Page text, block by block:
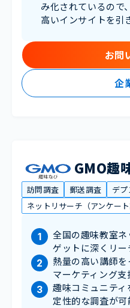
み化されているので
高いインサイトを引
企
お問
GMO趣
訪問調査 郵送調査
デ
ネットリサーチ（アンケート
全国の趣味教室
ゲットに深くリー
熱量の高い講師
マーケティング支
趣味コミュニテ
定性的な調査が可